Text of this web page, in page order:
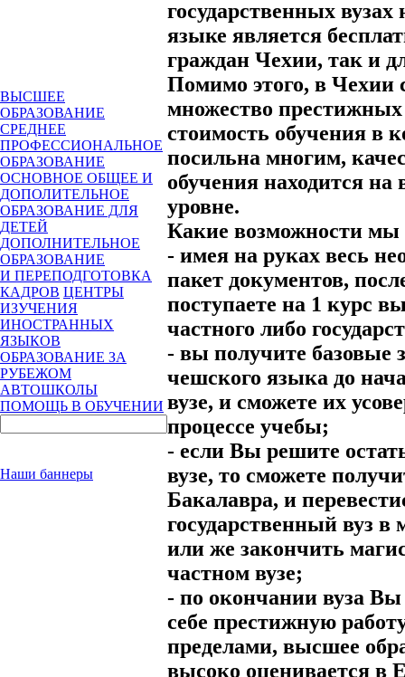
ВЫСШЕЕ
ОБРАЗОВАНИЕ
СРЕДНЕЕ
ПРОФЕССИОНАЛЬНОЕ
ОБРАЗОВАНИЕ
ОСНОВНОЕ ОБЩЕЕ И
ДОПОЛИТЕЛЬНОЕ
ОБРАЗОВАНИЕ ДЛЯ
ДЕТЕЙ
ДОПОЛНИТЕЛЬНОЕ
ОБРАЗОВАНИЕ
И ПЕРЕПОДГОТОВКА
КАДРОВ ЦЕНТРЫ
ИЗУЧЕНИЯ
ИНОСТРАННЫХ
ЯЗЫКОВ
ОБРАЗОВАНИЕ ЗА
РУБЕЖОМ
АВТОШКОЛЫ
ПОМОЩЬ В ОБУЧЕНИИ
Наши баннеры
государственных
языке является
граждан Чехии, так и
Помимо этого, в Чехии
множество престижных
стоимость обучения в
посильна многим,
обучения находится
уровне.
Какие возможности мы
- имея на руках весь
пакет документов,
поступаете на 1 курс
частного либо
- вы получите базовые
чешского языка до
вузе, и сможете их
процессе учебы;
- если Вы решите
вузе, то сможете
Бакалавра, и
государственный вуз в
или же закончить
частном вузе;
- по окончании вуза
себе престижную
пределами, высшее
высоко оценивается в